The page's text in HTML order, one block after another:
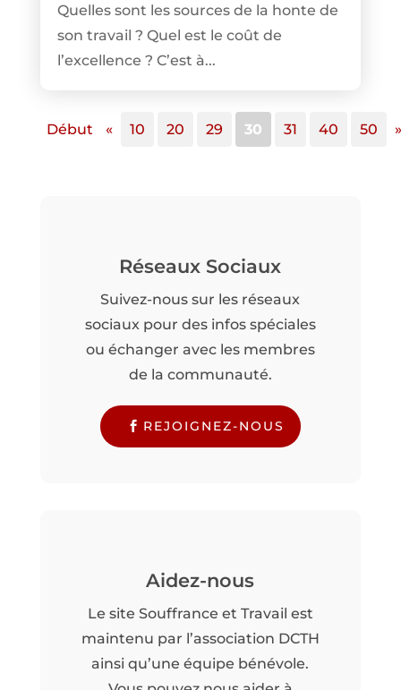
Quelles sont les sources de la honte de
son travail ? Quel est le coût de
l’excellence ? C’est à...
Début « 10 20 29 30 31 40 50 »
Réseaux Sociaux
Suivez-nous sur les réseaux
sociaux pour des infos spéciales
ou échanger avec les membres
de la communauté.
REJOIGNEZ-NOUS
Aidez-nous
Le site Souffrance et Travail est
maintenu par l’association DCTH
ainsi qu’une équipe bénévole.